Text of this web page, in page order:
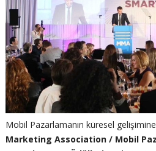
Mobil Pazarlamanın küresel
Marketing Association / Mobil